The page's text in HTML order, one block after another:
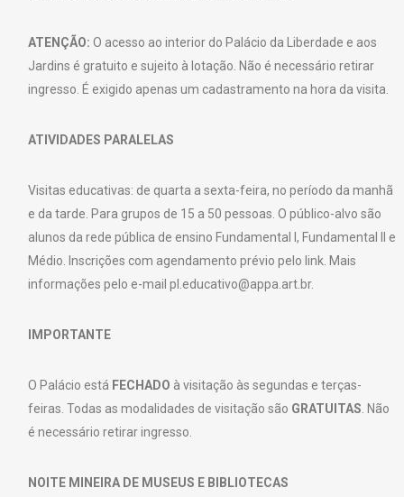
ATENÇÃO: O acesso ao interior do Palácio da Liberdade e aos
Jardins é gratuito e sujeito à lotação. Não é necessário retirar
ingresso. É exigido apenas um cadastramento na hora da visita.
ATIVIDADES PARALELAS
Visitas educativas: de quarta a sexta-feira, no período da manhã
e da tarde. Para grupos de 15 a 50 pessoas. O público-alvo são
alunos da rede pública de ensino Fundamental I, Fundamental II e
Médio. Inscrições com agendamento prévio pelo link. Mais
informações pelo e-mail pl.educativo@appa.art.br.
IMPORTANTE
O Palácio está FECHADO à visitação às segundas e terças-
feiras. Todas as modalidades de visitação são GRATUITAS . Não
é necessário retirar ingresso.
NOITE MINEIRA DE MUSEUS E BIBLIOTECAS